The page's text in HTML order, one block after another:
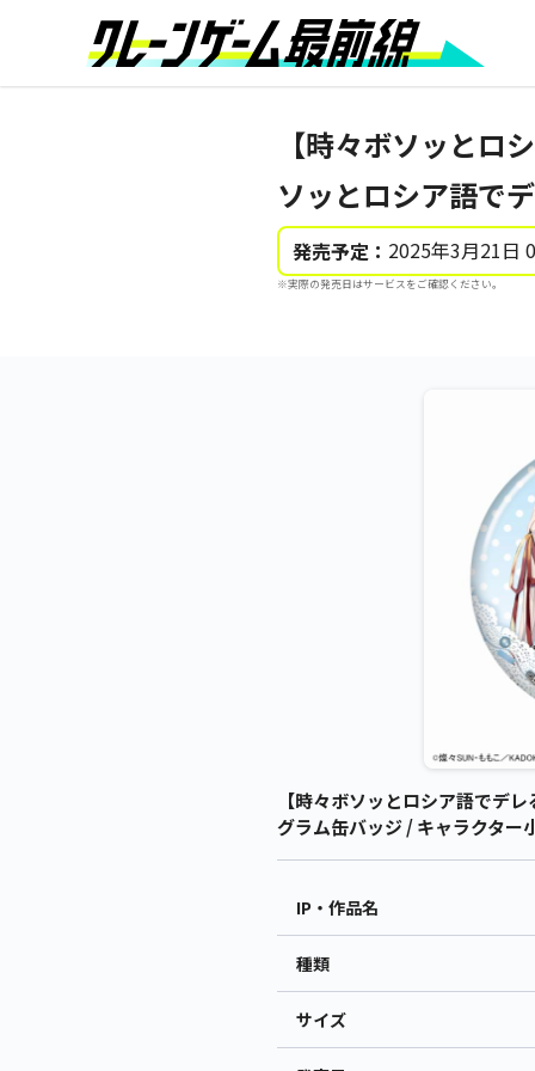
【時々ボソッとロ
ソッとロシア語で
発売予定： 2025年3月21日
※実際の発売日はサービスをご確認ください。
【時々ボソッとロシア語でデ
グラム缶バッジ / キャラクター
IP・作品名
種類
サイズ